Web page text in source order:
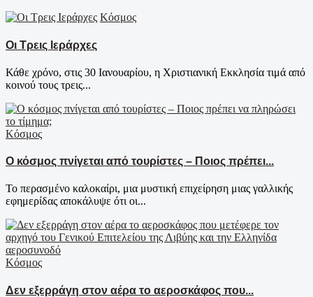
Κόσμος
Οι Τρεις Ιεράρχες
Κάθε χρόνο, στις 30 Ιανουαρίου, η Χριστιανική Εκκλησία τιμά από
κοινού τους τρεις...
Κόσμος
Ο κόσμος πνίγεται από τουρίστες – Ποιος πρέπει...
Το περασμένο καλοκαίρι, μια μυστική επιχείρηση μιας γαλλικής
εφημερίδας αποκάλυψε ότι οι...
Κόσμος
Δεν εξερράγη στον αέρα το αεροσκάφος που...